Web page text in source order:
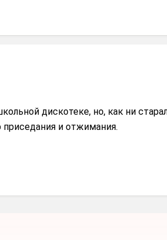
дискотеке, но, как ни
приседания и отжимания.